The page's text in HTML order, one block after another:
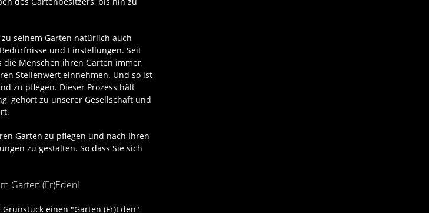
seinem Garten natürlich auch
und Einstellungen. Seit
die Menschen ihren Gärten immer
Stellenwert einnehmen. Und so ist
zu pflegen. Dieser Prozess hält
gehört zu unserer Gesellschaft und
Garten zu pflegen und nach Ihren
zu gestalten. So dass Sie sich
Garten (Fr)Eden!
einen "Garten (Fr)Eden"